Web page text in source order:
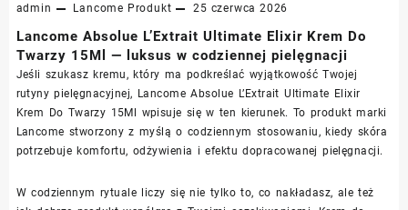
admin Lancome Produkt 25 czerwca 2026
Lancome Absolue L’Extrait Ultimate Elixir Krem Do
Twarzy 15Ml — luksus w codziennej pielęgnacji
Jeśli szukasz kremu, który ma podkreślać wyjątkowość Twojej
rutyny pielęgnacyjnej, Lancome Absolue L’Extrait Ultimate Elixir
Krem Do Twarzy 15Ml wpisuje się w ten kierunek. To produkt marki
Lancome stworzony z myślą o codziennym stosowaniu, kiedy skóra
potrzebuje komfortu, odżywienia i efektu dopracowanej pielęgnacji.
W codziennym rytuale liczy się nie tylko to, co nakładasz, ale też